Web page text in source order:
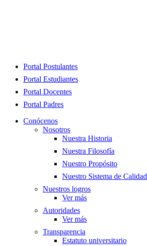
Close
Portal Postulantes
Portal Estudiantes
Portal Docentes
Portal Padres
Conócenos
Nosotros
Nuestra Historia
Nuestra Filosofía
Nuestro Propósito
Nuestro Sistema de Calidad
Nuestros logros
Ver más
Autoridades
Ver más
Transparencia
Estatuto universitario